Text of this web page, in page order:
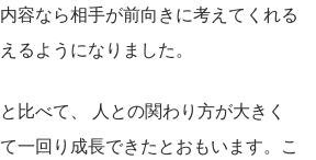
容なら相手が前向きに考えてくれる
るようになりました。
比べて、 人との関わり方が大きく
一回り成長できたとおもいます。こ